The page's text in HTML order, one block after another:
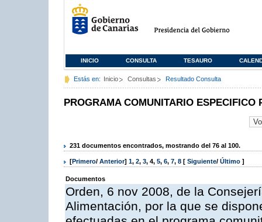
INICIO CONSULTA TESAURO
Estás en: Inicio Consultas Resultado Consulta
PROGRAMA COMUNITARIO ESPECIFICO
231 documentos encontrados, mostrando del 76 al 100.
[Primero/ Anterior] 1, 2, 3, 4, 5, 6, 7, 8 [ Siguiente/ Último ]
Documentos
Orden, 6 nov 2008, de la
Alimentación, por la que se